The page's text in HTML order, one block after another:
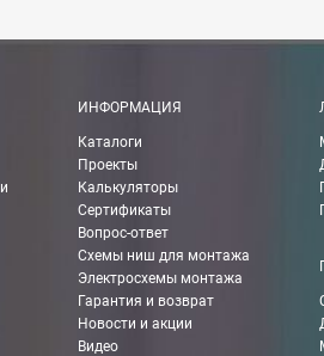
Boxberry. При оформлении заказа
в другие города России.
ТК 750 руб.
ИНФОРМАЦИЯ
Каталоги
Проекты
Калькуляторы
Сертификаты
Вопрос-ответ
Схемы ниш для монтажа
Электросхемы монтажа
Гарантия и возврат
Новости и акции
Видео